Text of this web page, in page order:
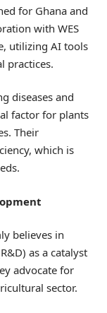
for Ghana and
with WES
utilizing AI tools
practices.
diseases and
factor for plants
Their
which is
believes in
as a catalyst
advocate for
sector.